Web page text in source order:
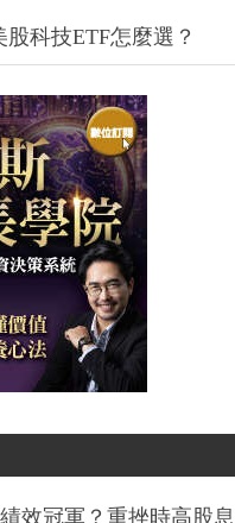
科技ETF怎麼選？
效冠軍？重挫時高股息